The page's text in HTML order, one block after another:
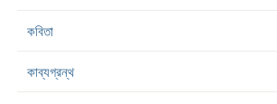
কবিতা
কাব্যগ্রন্থ